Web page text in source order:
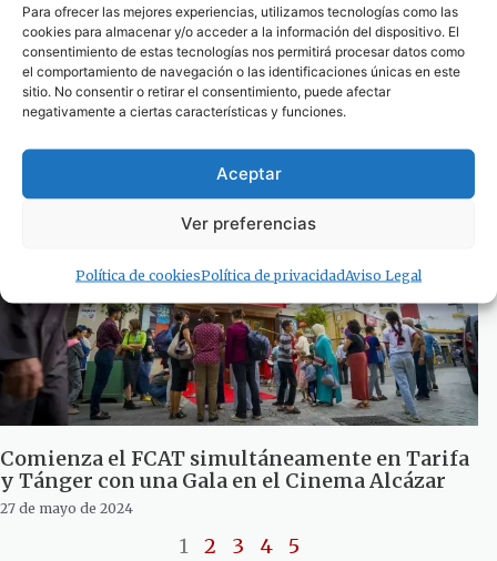
Para ofrecer las mejores experiencias, utilizamos tecnologías como las
cookies para almacenar y/o acceder a la información del dispositivo. El
consentimiento de estas tecnologías nos permitirá procesar datos como
el comportamiento de navegación o las identificaciones únicas en este
sitio. No consentir o retirar el consentimiento, puede afectar
negativamente a ciertas características y funciones.
Aceptar
Ver preferencias
Política de cookiesPolítica de privacidadAviso Legal
Facinas comienza su programa de actividades
estivales «Verano Divertido»
2 de julio de 2024
Comienza el FCAT simultáneamente en Tarifa
y Tánger con una Gala en el Cinema Alcázar
27 de mayo de 2024
1 2 3 4 5